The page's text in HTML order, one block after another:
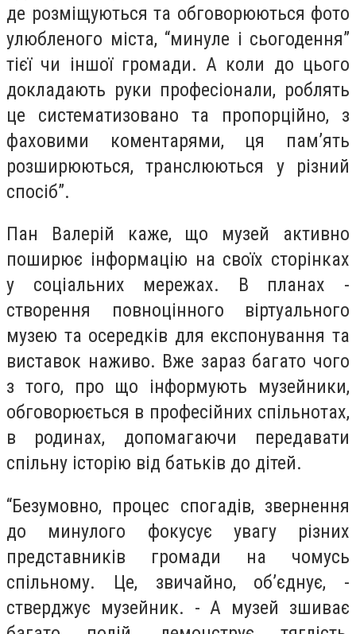
де розміщуються та обговорюються фото
улюбленого міста, “минуле і сьогодення”
тієї чи іншої громади. А коли до цього
докладають руки професіонали, роблять
це систематизовано та пропорційно, з
фаховими коментарями, ця пам’ять
розширюються, транслюються у різний
спосіб”.
Пан Валерій каже, що музей активно
поширює інформацію на своїх сторінках
у соціальних мережах. В планах -
створення повноцінного віртуального
музею та осередків для експонування та
виставок наживо. Вже зараз багато чого
з того, про що інформують музейники,
обговорюється в професійних спільнотах,
в родинах, допомагаючи передавати
спільну історію від батьків до дітей.
“Безумовно, процес спогадів, звернення
до минулого фокусує увагу різних
представників громади на чомусь
спільному. Це, звичайно, об’єднує, -
стверджує музейник. - А музей зшиває